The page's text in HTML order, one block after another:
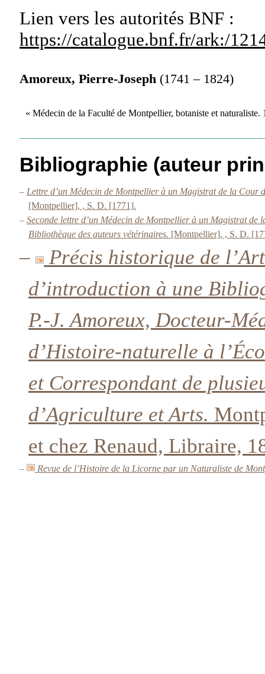
Lien vers les autorités BNF :
https://catalogue.bnf.fr/ark:/
Amoreux, Pierre-Joseph (1741 – 1824)
« Médecin de la Faculté de Montpellier, botaniste et
Bibliographie (auteur
– Lettre d’un Médecin de Montpellier à un Magistrat de la Cour
[Montpellier], , S. D. [1771].
– Seconde lettre d’un Médecin de Montpellier à un Magistrat
Bibliothèque des auteurs vétérinaires. [Montpellier], , S. D.
–
Précis historique de
d’introduction à une
P.-J. Amoreux, Docteur-
d’Histoire-naturelle à
et Correspondant de
d’Agriculture et Arts.
et chez Renaud, Libraire,
– Revue de l’Histoire de la Licorne par un Naturaliste de